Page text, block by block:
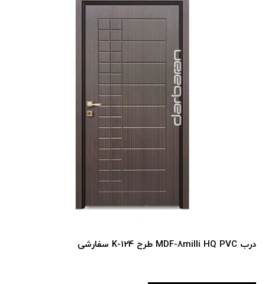
درب MDF-8milli HQ PVC طرح K-124 سفارشی